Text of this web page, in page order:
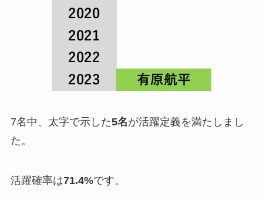
7名中、太字で示した5名が活躍定義を満たしまし
た。
活躍確率は71.4%です。